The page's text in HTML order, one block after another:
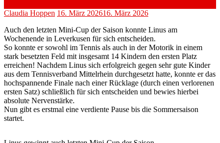
Claudia Hoppen 16. März 202616. März 2026
Auch den letzten Mini-Cup der Saison konnte Linus am
Wochenende in Leverkusen für sich entscheiden.
So konnte er sowohl im Tennis als auch in der Motorik in einem
stark besetzten Feld mit insgesamt 14 Kindern den ersten Platz
erreichen! Nachdem Linus sich erfolgreich gegen sehr gute Kinder
aus dem Tennisverband Mittelrhein durchgesetzt hatte, konnte er das
hochspannende Finale nach einer Rücklage (durch einen verlorenen
ersten Satz) schließlich für sich entscheiden und bewies hierbei
absolute Nervenstärke.
Nun gibt es erstmal eine verdiente Pause bis die Sommersaison
startet.